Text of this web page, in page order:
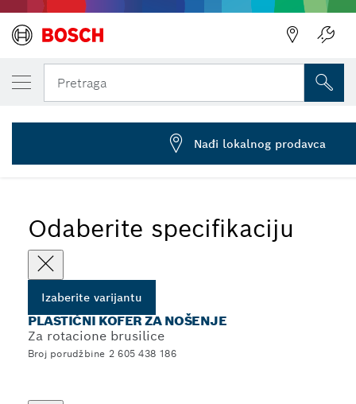
Pretraga
... Plastične futrole za nošenje rotacionih brusilica
Odaberite specifikaciju
Izaberite varijantu
PLASTIČNI KOFER ZA NOŠENJE
Za rotacione brusilice
Broj porudžbine 2 605 438 186
IZABRANA VARIJANTA
Plastični kofer
2 605 438 186
Nađi lokalnog prodavca